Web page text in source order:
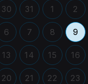
30 31 1 2
6 7 8 9
13 14 15 16
20 21 22 23